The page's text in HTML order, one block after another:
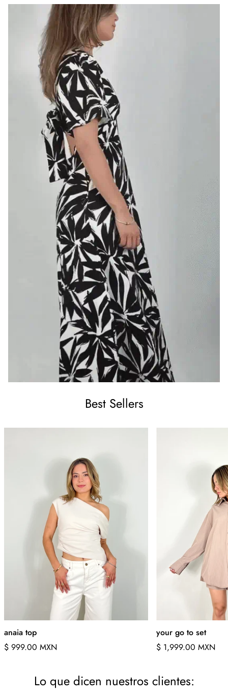
Best Sellers
anaia top
Precio
$ 999.00 MXN
your go to set
Precio
$ 1,999.00 MXN
Lo que dicen nuestros clientes: